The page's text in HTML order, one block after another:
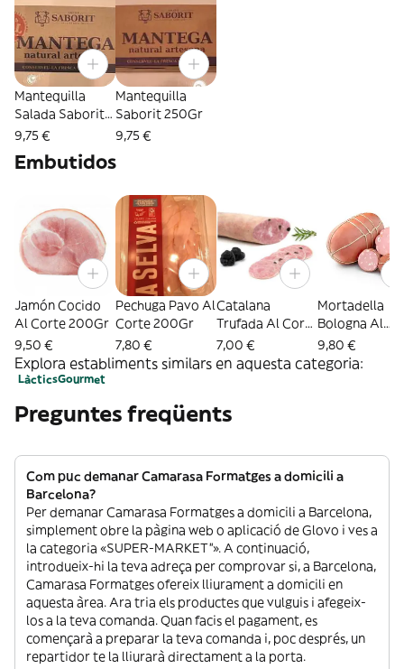
Mantequilla
Salada Saborit
250Gr
9,75 €
Mantequilla
Saborit 250Gr
9,75 €
Embutidos
Jamón Cocido
Al Corte 200Gr
9,50 €
Pechuga Pavo Al
Corte 200Gr
7,80 €
Catalana
Trufada Al Corte
150Gr
7,00 €
Mortadella
Bologna Al
Corte 200Gr
9,80 €
Explora establiments similars en aquesta categoria:
LàcticsGourmet
Preguntes freqüents
Com puc demanar Camarasa Formatges a domicili a
Barcelona?
Per demanar Camarasa Formatges a domicili a Barcelona,
simplement obre la pàgina web o aplicació de Glovo i ves a
la categoria «SUPER-MARKET”». A continuació,
introdueix-hi la teva adreça per comprovar si, a Barcelona,
Camarasa Formatges ofereix lliurament a domicili en
aquesta àrea. Ara tria els productes que vulguis i afegeix-
los a la teva comanda. Quan facis el pagament, es
començarà a preparar la teva comanda i, poc després, un
repartidor te la lliurarà directament a la porta.